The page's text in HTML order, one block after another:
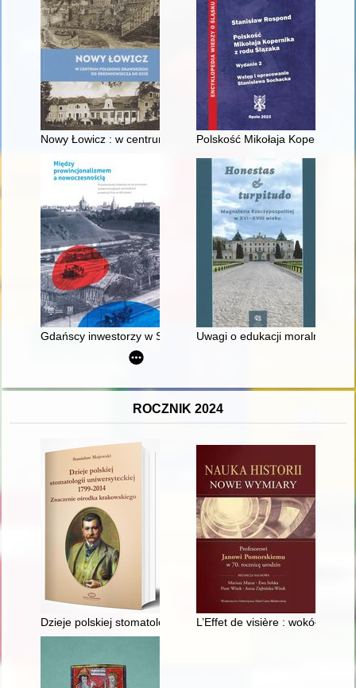
Nowy Łowicz : w centrum poligonu drawskiego od
Polskość Mikołaja Kopernika z
Gdańscy inwestorzy w Sopocie : prestiż finansowy i
Uwagi o edukacji moralnej
ROCZNIK 2024
Dzieje polskiej stomatologii uniwersyteckiej 1799-2014 :
L’Effet de visière : wokół